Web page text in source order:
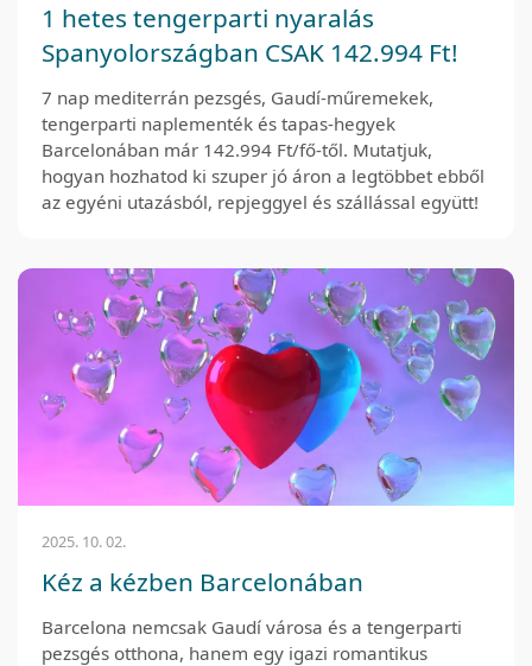
1 hetes tengerparti nyaralás
Spanyolországban CSAK 142.994 Ft!
7 nap mediterrán pezsgés, Gaudí-műremekek,
tengerparti naplementék és tapas-hegyek
Barcelonában már 142.994 Ft/fő-től. Mutatjuk,
hogyan hozhatod ki szuper jó áron a legtöbbet ebből
az egyéni utazásból, repjeggyel és szállással együtt!
2025. 10. 02.
Kéz a kézben Barcelonában
Barcelona nemcsak Gaudí városa és a tengerparti
pezsgés otthona, hanem egy igazi romantikus